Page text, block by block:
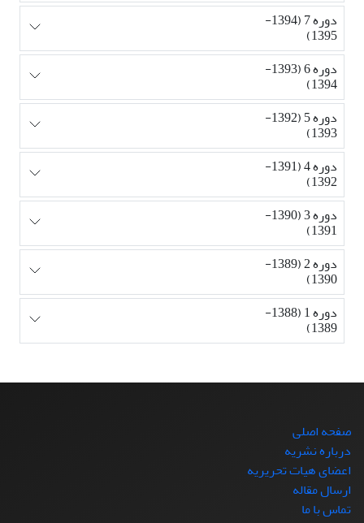
دوره 7 (1394-
1395)
دوره 6 (1393-
1394)
دوره 5 (1392-
1393)
دوره 4 (1391-
1392)
دوره 3 (1390-
1391)
دوره 2 (1389-
1390)
دوره 1 (1388-
1389)
صفحه اصلی
درباره نشریه
اعضای هیات تحریریه
ارسال مقاله
تماس با ما